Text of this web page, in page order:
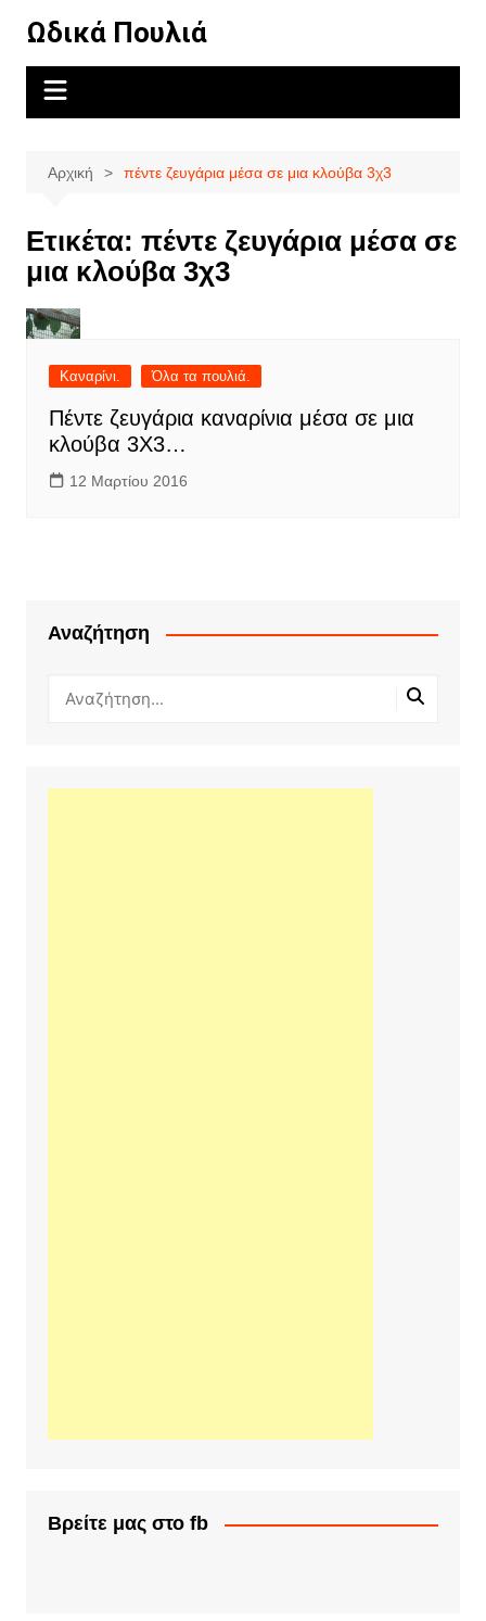
περιεχόμενο
Ωδικά Πουλιά
Αρχική πέντε ζευγάρια μέσα σε μια κλούβα 3χ3
Ετικέτα: πέντε ζευγάρια μέσα σε
μια κλούβα 3χ3
Καναρίνι. Όλα τα πουλιά.
Πέντε ζευγάρια καναρίνια μέσα σε μια
κλούβα 3Χ3…
12 Μαρτίου 2016
Αναζήτηση
Βρείτε μας στο fb